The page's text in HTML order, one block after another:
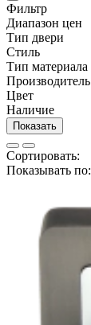
Фильтр
Диапазон цен
Тип двери
Стиль
Тип материала
Производитель
Цвет
Наличие
Показать
Сортировать:
Показывать по: